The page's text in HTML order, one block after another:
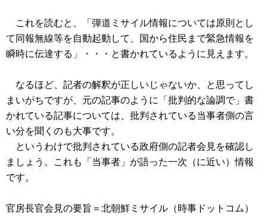
これを読むと、「弾道ミサイル情報については原則とし
て同報無線等を自動起動して、国から住民まで緊急情報を
瞬時に伝達する」・・・と書かれているように見えます。
なるほど、記者の解釈が正しいじゃないか、と思ってし
まいがちですが、元の記事のように「批判的な論調で」書
かれている記事については、批判されている当事者側の言
い分を聞くのも大事です。
というわけで批判されている政府側の記者会見を確認し
ましょう。これも「当事者」が語った一次（に近い）情報
です。
官房長官会見の要旨＝北朝鮮ミサイル（時事ドットコム）